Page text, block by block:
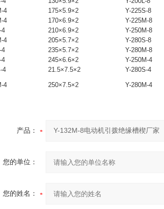
4
175×5.9×2 Y-225S-8
4
170×6.9×2 Y-225M-8
4
210×6.9×2 Y-250M-8
4
205×5.7×2 Y-280S-8
4
235×5.7×2 Y-280M-8
4
245×6.6×2 Y-250M-4
4
21.5×7.5×2 Y-280S-4
4 250×7.5×2 Y-280M-4
产品：
您的单位：
您的姓名：